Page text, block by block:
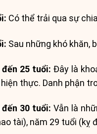
Có thể trải qua sự
Sau những khó khăn,
đến 25 tuổi: Đây là
thực. Danh phận
đến 30 tuổi: Vẫn là
tài), năm 29 tuổi (kỵ